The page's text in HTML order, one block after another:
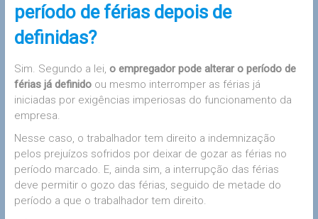
período de férias depois de
definidas?
Sim. Segundo a lei, o empregador pode alterar o período de
férias já definidoou mesmo interromper as férias já
iniciadas por exigências imperiosas do funcionamento da
empresa.
Nesse caso, o trabalhador tem direito a indemnização
pelos prejuízos sofridos por deixar de gozar as férias no
período marcado. E, ainda sim, a interrupção das férias
deve permitir o gozo das férias, seguido de metade do
período a que o trabalhador tem direito.